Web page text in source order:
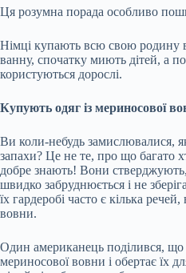
Ця розумна порада особливо
Німці купають всю свою родину
ванну, спочатку миють дітей, а
користуються дорослі.
Купують одяг із мериносової
Ви коли-небудь замислювалися,
запахи? Це не те, про що багато
добре знають! Вони
швидко забруднюється і не
їх гардеробі часто є кілька
вовни.
Один американець поділився,
мериносової вовни і обертає їх